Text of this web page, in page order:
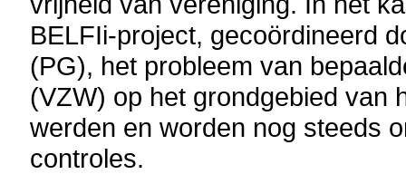
BELFIi-project, gecoördineerd
(PG), het probleem van
(VZW) op het grondgebied van
werden en worden nog steeds
controles.